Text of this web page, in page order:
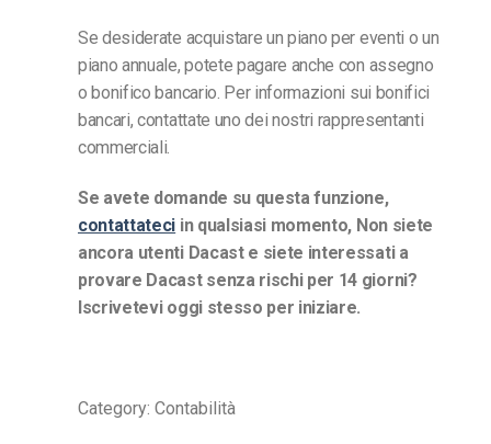
Se desiderate acquistare un piano per eventi o un
piano annuale, potete pagare anche con assegno
o bonifico bancario. Per informazioni sui bonifici
bancari, contattate uno dei nostri rappresentanti
commerciali.
Se avete domande su questa funzione,
contattateci in qualsiasi momento, Non siete
ancora utenti Dacast e siete interessati a
provare Dacast senza rischi per 14 giorni?
Iscrivetevi oggi stesso per iniziare.
Category: Contabilità